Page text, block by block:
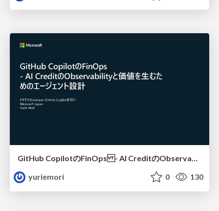
GitHub CopilotのFinOps - AI CreditのObservabilityと価値を生むためのエージェント設計
yuriemori
0 130